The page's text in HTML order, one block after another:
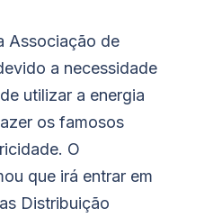
Associação de
a necessidade
utilizar a energia
os famosos
O
que irá entrar em
Distribuição